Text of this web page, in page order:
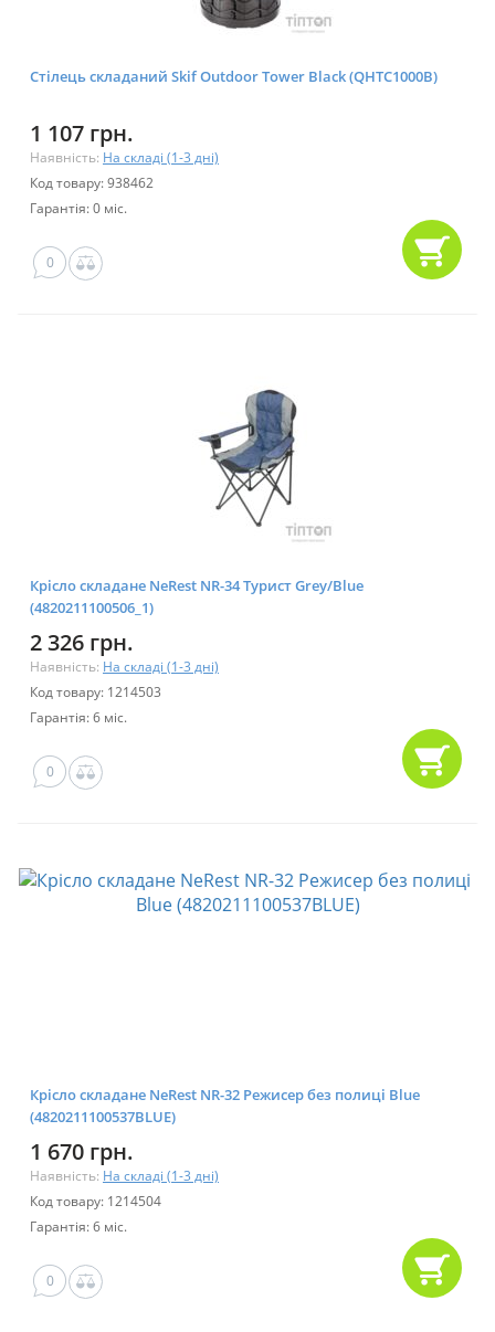
Стілець складаний Skif Outdoor Tower Black (QHTC1000B)
1 107 грн.
Наявність: На складі (1-3 дні)
Код товару: 938462
Гарантія: 0 міс.
0
Крісло складане NeRest NR-34 Турист Grey/Blue
(4820211100506_1)
2 326 грн.
Наявність: На складі (1-3 дні)
Код товару: 1214503
Гарантія: 6 міс.
0
Крісло складане NeRest NR-32 Режисер без полиці Blue
(4820211100537BLUE)
1 670 грн.
Наявність: На складі (1-3 дні)
Код товару: 1214504
Гарантія: 6 міс.
0